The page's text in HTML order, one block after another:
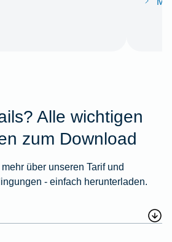
Alle wichtigen
zum Download
über unseren Tarif und
- einfach herunterladen.